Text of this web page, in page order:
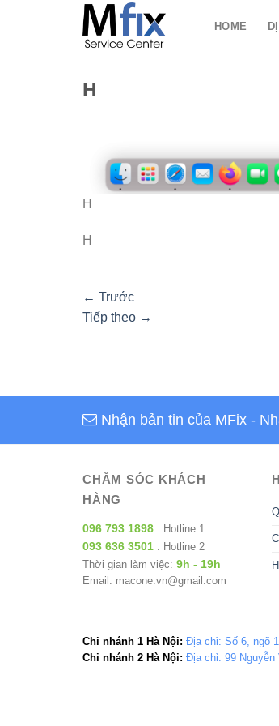
HOME
H
H
H
← Trước
Tiếp theo →
Nhận bản tin của MFix -
CHĂM SÓC KHÁCH
HÀNG
096 793 1898 : Hotline 1
093 636 3501 : Hotline 2
Thời gian làm việc: 9h - 19h
Email: macone.vn@gmail.com
Chi nhánh 1 Hà Nội: Địa chỉ: Số 6, ngõ
Chi nhánh 2 Hà Nội: Địa chỉ: 99 Nguyễn